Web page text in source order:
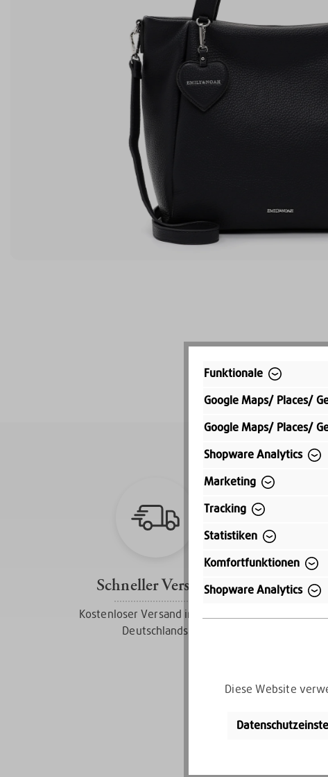
Schneller Versand
Kostenloser Versand innerhalb
Deutschlands
Funktionale
Google Maps/ Places/
Google Maps/ Places/
Shopware Analytics
Marketing
Tracking
Statistiken
Komfortfunktionen
Shopware Analytics
Diese Website